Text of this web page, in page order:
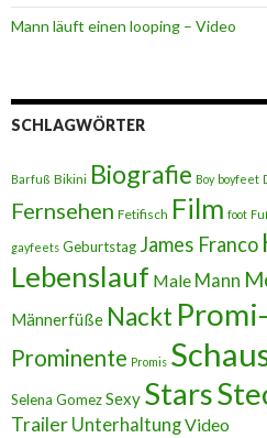
Mann läuft einen looping – Video
SCHLAGWÖRTER
Barfuß Bikini Biografie Boy boyfeet
Fernsehen Fetifisch Film foot
gayfeets Geburtstag James Franco
Lebenslauf Male Mann
Männerfüße Nackt
Prominente Promis
Selena GomezSexy Stars
Trailer UnterhaltungVideo